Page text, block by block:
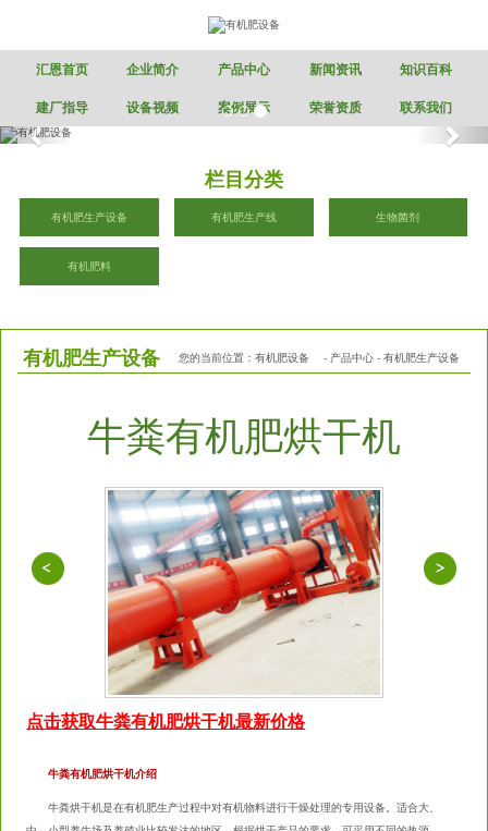
汇恩首页 企业简介 产品中心 新闻资讯
知识百科
建厂指导
设备视频 案例展示 荣誉资质 联系我们
栏目分类
有机肥生产设备 有机肥生产线 生物菌剂
有机肥料
有机肥生产设备 您的当前位置： 有机肥设备 - 产品中心 - 有机肥生产设备
牛粪有机肥烘干机
点击获取牛粪有机肥烘干机最新价格
牛粪有机肥烘干机介绍
牛粪烘干机是在有机肥生产过程中对有机物料进行干燥处理的专用设备。适合大、